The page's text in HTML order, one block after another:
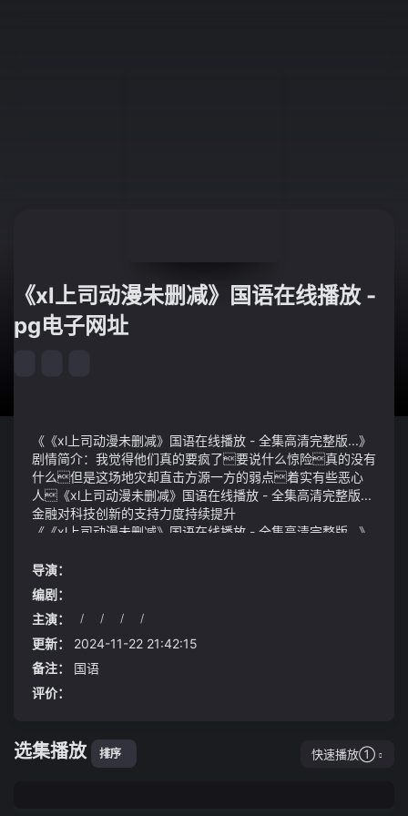
《xl上司动漫未删减》国语在线播放 -
pg电子网址
《《xl上司动漫未删减》国语在线播放 - 全集高清完整版...》
剧情简介：我觉得他们真的要疯了要说什么惊险真的没有
什么但是这场地灾却直击方源一方的弱点着实有些恶心
人《xl上司动漫未删减》国语在线播放 - 全集高清完整版...
金融对科技创新的支持力度持续提升
《《xl上司动漫未删减》国语在线播放 - 全集高清完整版...》
院停车场莱茵生物上半年净利预增50%-80%
导演：
编剧：
主演：
/ / / /
更新：
2024-11-22 21:42:15
备注：
国语
评价：
选集播放 排序 快速播放①